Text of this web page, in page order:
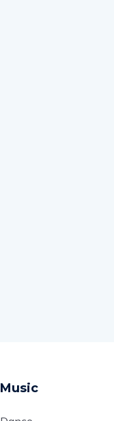
Music